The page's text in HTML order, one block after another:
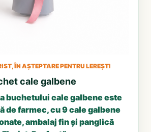
ÎN AȘTEPTARE PENTRU LEREȘTI
cale galbene
buchetului cale galbene este
de farmec, cu 9 cale galbene
ambalaj fin și panglică